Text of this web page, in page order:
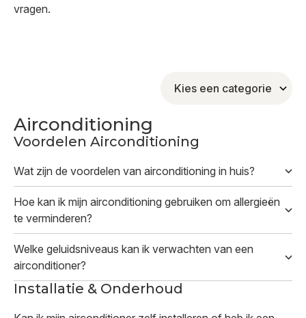
vragen.
Airconditioning
Voordelen Airconditioning
Wat zijn de voordelen van airconditioning in huis?
Hoe kan ik mijn airconditioning gebruiken om allergieën
te verminderen?
Welke geluidsniveaus kan ik verwachten van een
airconditioner?
Installatie & Onderhoud